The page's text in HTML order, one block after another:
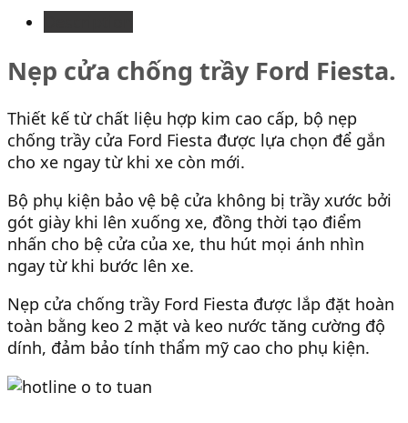
Nẹp cửa chống trầy Ford Fiesta.
Thiết kế từ chất liệu hợp kim cao cấp, bộ nẹp
chống trầy cửa Ford Fiesta được lựa chọn để gắn
cho xe ngay từ khi xe còn mới.
Bộ phụ kiện bảo vệ bệ cửa không bị trầy xước bởi
gót giày khi lên xuống xe, đồng thời tạo điểm
nhấn cho bệ cửa của xe, thu hút mọi ánh nhìn
ngay từ khi bước lên xe.
Nẹp cửa chống trầy Ford Fiesta được lắp đặt hoàn
toàn bằng keo 2 mặt và keo nước tăng cường độ
dính, đảm bảo tính thẩm mỹ cao cho phụ kiện.